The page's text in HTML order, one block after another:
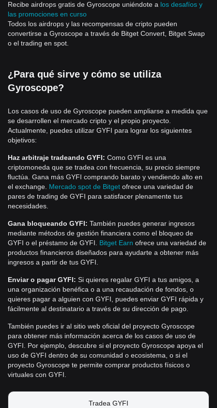
Recibe airdrops gratis de Gyroscope uniéndote a los desafíos y
las promociones en curso
Todos los airdrops y las recompensas de cripto pueden
convertirse a Gyroscope a través de Bitget Convert, Bitget Swap
o el trading en spot.
¿Para qué sirve y cómo se utiliza
Gyroscope?
Los casos de uso de Gyroscope pueden ampliarse a medida que
se desarrollen el mercado cripto y el propio proyecto.
Actualmente, puedes utilizar GYFI para lograr los siguientes
objetivos:
Haz arbitraje tradeando GYFI: Como GYFI es una
criptomoneda que se tradea con frecuencia, su precio siempre
fluctúa. Gana más GYFI comprando barato y vendiendo alto en
el exchange. Mercado spot de Bitget ofrece una variedad de
pares de trading de GYFI para satisfacer plenamente tus
necesidades.
Gana bloqueando GYFI: También puedes generar ingresos
mediante métodos de gestión financiera como el bloqueo de
GYFI o el préstamo de GYFI. Bitget Earn ofrece una variedad de
productos financieros diseñados para ayudarte a obtener más
ingresos a partir de tus GYFI.
Enviar o pagar GYFI: Si quieres regalar GYFI a tus amigos, a
una organización benéfica o a una recaudación de fondos, o
quieres pagar a alguien con GYFI, puedes enviar GYFI rápida y
fácilmente al destinatario a través de su dirección de pago.
También puedes ir al sitio web oficial del proyecto Gyroscope
para obtener más información acerca de los casos de uso de
GYFI. Por ejemplo, descubre si el proyecto Gyroscope apoya el
uso de GYFI dentro de su comunidad o ecosistema, o si el
proyecto Gyroscope te permite comprar productos físicos o
virtuales con GYFI.
Tradea GYFI